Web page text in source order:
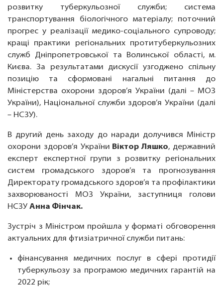
розвитку туберкульозної служби; система
транспортування біологічного матеріалу; поточний
прогрес у реалізації медико-соціального супроводу;
кращі практики регіональних протитуберкульозних
служб Дніпропетровської та Волинської області, м.
Києва. За результатами дискусії узгоджено спільну
позицію та сформовані нагальні питання до
Міністерства охорони здоров’я України (далі – МОЗ
України), Національної служби здоров’я України (далі
– НСЗУ).
В другий день заходу до наради долучився Міністр
охорони здоров’я України Віктор Ляшко, державний
експерт експертної групи з розвитку регіональних
систем громадського здоров’я та прогнозування
Директорату громадського здоров’я та профілактики
захворюваності МОЗ України, заступниця голови
НСЗУ Анна Фінчак.
Зустріч з Міністром пройшла у форматі обговорення
актуальних для фтизіатричної служби питань:
фінансування медичних послуг в сфері протидії
туберкульозу за програмою медичних гарантій на
2022 рік;